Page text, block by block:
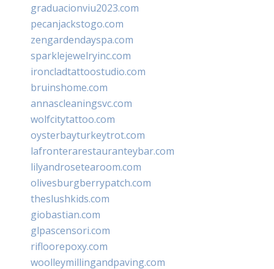
graduacionviu2023.com
pecanjackstogo.com
zengardendayspa.com
sparklejewelryinc.com
ironcladtattoostudio.com
bruinshome.com
annascleaningsvc.com
wolfcitytattoo.com
oysterbayturkeytrot.com
lafronterarestauranteybar.com
lilyandrosetearoom.com
olivesburgberrypatch.com
theslushkids.com
giobastian.com
glpascensori.com
rifloorepoxy.com
woolleymillingandpaving.com